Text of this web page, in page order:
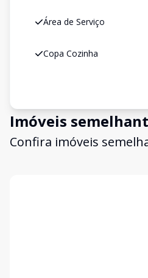
Área de Serviço
Copa Cozinha
Imóveis
Confira imóveis